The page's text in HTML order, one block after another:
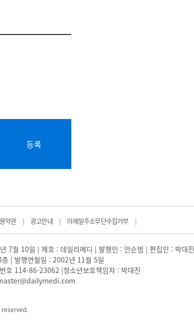
등록
약관 | 광고안내 | 이메일주소무단수집거부 |
7월 10일 | 제호 : 데일리메디 | 발행인 : 안순범 | 편집인 : 박대진
| 발행연월일 : 2002년 11월 5일
114-86-23062 |청소년보호책임자 : 박대진
reserved.